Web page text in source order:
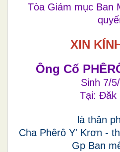
Tòa Giám mục Ban
XIN
Ông Cố
Sinh 7/
Tại: Đăk
là thân
Cha Phêrô Y' Krơn -
Gp Ban